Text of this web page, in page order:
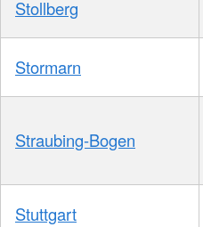
Stollberg
Stormarn
Straubing-Bogen
Stuttgart